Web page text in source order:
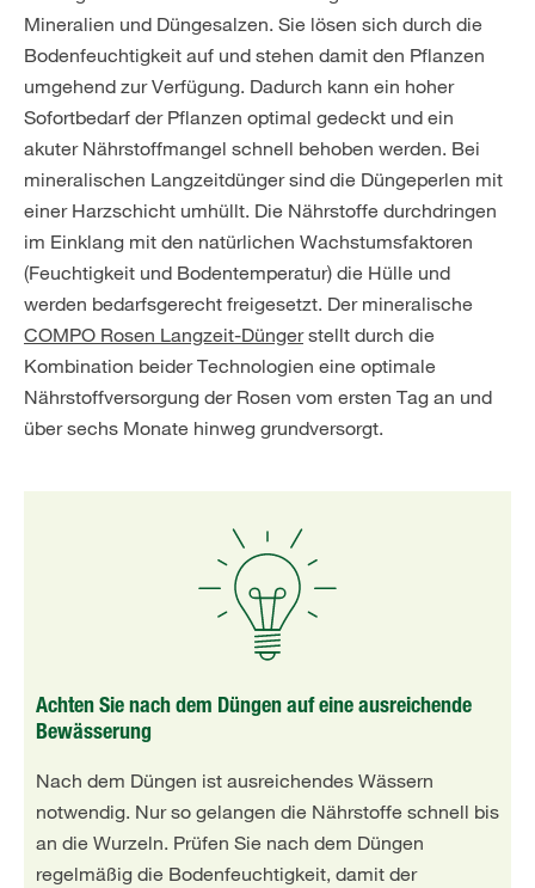
Mineralien und Düngesalzen. Sie lösen sich durch die
Bodenfeuchtigkeit auf und stehen damit den Pflanzen
umgehend zur Verfügung. Dadurch kann ein hoher
Sofortbedarf der Pflanzen optimal gedeckt und ein
akuter Nährstoffmangel schnell behoben werden. Bei
mineralischen Langzeitdünger sind die Düngeperlen mit
einer Harzschicht umhüllt. Die Nährstoffe durchdringen
im Einklang mit den natürlichen Wachstumsfaktoren
(Feuchtigkeit und Bodentemperatur) die Hülle und
werden bedarfsgerecht freigesetzt. Der mineralische
COMPO Rosen Langzeit-Düngerstellt durch die
Kombination beider Technologien eine optimale
Nährstoffversorgung der Rosen vom ersten Tag an und
über sechs Monate hinweg grundversorgt.
Achten Sie nach dem Düngen auf eine ausreichende
Bewässerung
Nach dem Düngen ist ausreichendes Wässern
notwendig. Nur so gelangen die Nährstoffe schnell bis
an die Wurzeln. Prüfen Sie nach dem Düngen
regelmäßig die Bodenfeuchtigkeit, damit der